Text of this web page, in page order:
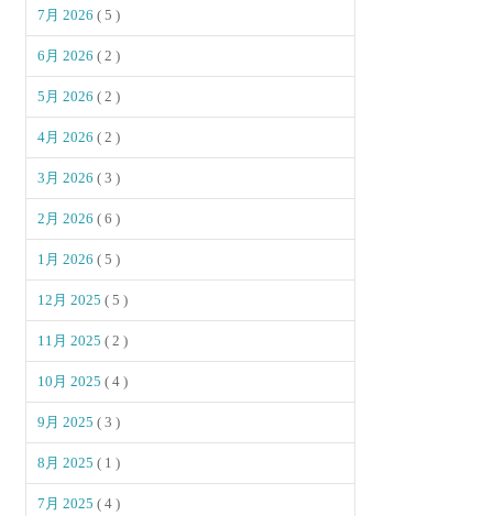
7月 2026( 5 )
6月 2026( 2 )
5月 2026( 2 )
4月 2026( 2 )
3月 2026( 3 )
2月 2026( 6 )
1月 2026( 5 )
12月 2025( 5 )
11月 2025( 2 )
10月 2025( 4 )
9月 2025( 3 )
8月 2025( 1 )
7月 2025( 4 )